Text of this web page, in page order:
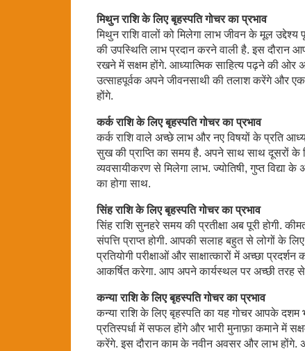
मिथुन राशि के लिए बृहस्पति गोचर का प्रभाव
मिथुन राशि वालों को मिलेगा लाभ जीवन के मूल
की उपस्थिति लाभ प्रदान करने वाली है. इस दौरान
रखने में सक्षम होंगे. आध्यात्मिक साहित्य पढ़ने की ओर
उत्साहपूर्वक अपने जीवनसाथी की तलाश करेंगे और
होंगे.
कर्क राशि के लिए बृहस्पति गोचर का प्रभाव
कर्क राशि वाले अच्छे लाभ और नए विषयों के प्रति
सुख की प्राप्ति का समय है. अपने साथ साथ दूसरों के
व्यवसायीकरण से मिलेगा लाभ. ज्योतिषी, गुप्त विद्या
का होगा साथ.
सिंह राशि के लिए बृहस्पति गोचर का प्रभाव
सिंह राशि सुनहरे समय की प्रतीक्षा अब पूरी होगी.
संपत्ति प्राप्त होगी. आपकी सलाह बहुत से लोगों के
प्रतियोगी परीक्षाओं और साक्षात्कारों में अच्छा
आकर्षित करेगा. आप अपने कार्यस्थल पर अच्छी तरह
कन्या राशि के लिए बृहस्पति गोचर का प्रभाव
कन्या राशि के लिए बृहस्पति का यह गोचर आपके दशम
प्रतिस्पर्धा में सफल होंगे और भारी मुनाफ़ा कमाने में
करेंगे. इस दौरान काम के नवीन अवसर और लाभ होंगे.